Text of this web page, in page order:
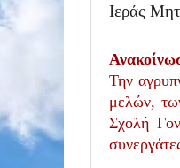
Ιεράς
Την
μελών,
Σχολή